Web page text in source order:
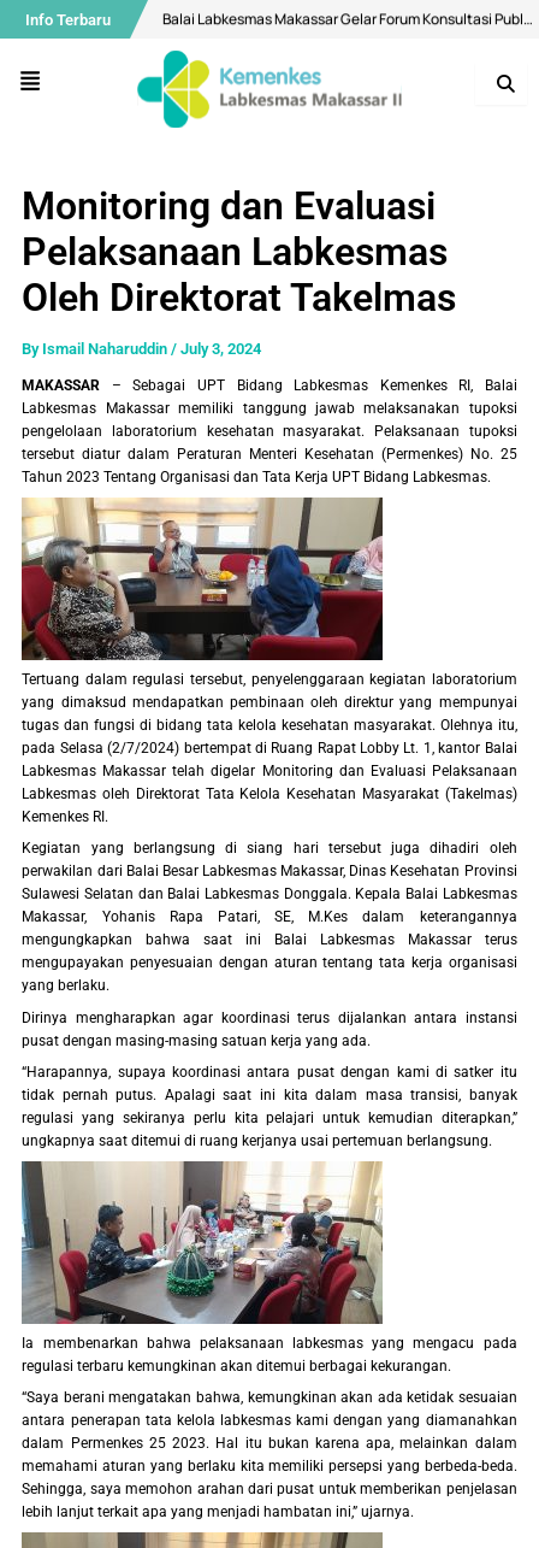
Info Terbaru
Balai Labkesmas Makassar Gelar Forum Konsultasi Publik, Perkuat Komitmen Pelayanan Prima dan Integritas
Menu
Monitoring dan Evaluasi
Pelaksanaan Labkesmas
Oleh Direktorat Takelmas
By Ismail Naharuddin/July 3, 2024
MAKASSAR
– Sebagai UPT Bidang Labkesmas Kemenkes RI, Balai
Labkesmas Makassar memiliki tanggung jawab melaksanakan tupoksi
pengelolaan laboratorium kesehatan masyarakat. Pelaksanaan tupoksi
tersebut diatur dalam Peraturan Menteri Kesehatan (Permenkes) No. 25
Tahun 2023 Tentang Organisasi dan Tata Kerja UPT Bidang Labkesmas.
Tertuang dalam regulasi tersebut, penyelenggaraan kegiatan laboratorium
yang dimaksud mendapatkan pembinaan oleh direktur yang mempunyai
tugas dan fungsi di bidang tata kelola kesehatan masyarakat. Olehnya itu,
pada Selasa (2/7/2024) bertempat di Ruang Rapat Lobby Lt. 1, kantor Balai
Labkesmas Makassar telah digelar Monitoring dan Evaluasi Pelaksanaan
Labkesmas oleh Direktorat Tata Kelola Kesehatan Masyarakat (Takelmas)
Kemenkes RI.
Kegiatan yang berlangsung di siang hari tersebut juga dihadiri oleh
perwakilan dari Balai Besar Labkesmas Makassar, Dinas Kesehatan Provinsi
Sulawesi Selatan dan Balai Labkesmas Donggala. Kepala Balai Labkesmas
Makassar, Yohanis Rapa Patari, SE, M.Kes dalam keterangannya
mengungkapkan bahwa saat ini Balai Labkesmas Makassar terus
mengupayakan penyesuaian dengan aturan tentang tata kerja organisasi
yang berlaku.
Dirinya mengharapkan agar koordinasi terus dijalankan antara instansi
pusat dengan masing-masing satuan kerja yang ada.
“Harapannya, supaya koordinasi antara pusat dengan kami di satker itu
tidak pernah putus. Apalagi saat ini kita dalam masa transisi, banyak
regulasi yang sekiranya perlu kita pelajari untuk kemudian diterapkan,”
ungkapnya saat ditemui di ruang kerjanya usai pertemuan berlangsung.
Ia membenarkan bahwa pelaksanaan labkesmas yang mengacu pada
regulasi terbaru kemungkinan akan ditemui berbagai kekurangan.
“Saya berani mengatakan bahwa, kemungkinan akan ada ketidak sesuaian
antara penerapan tata kelola labkesmas kami dengan yang diamanahkan
dalam Permenkes 25 2023. Hal itu bukan karena apa, melainkan dalam
memahami aturan yang berlaku kita memiliki persepsi yang berbeda-beda.
Sehingga, saya memohon arahan dari pusat untuk memberikan penjelasan
lebih lanjut terkait apa yang menjadi hambatan ini,” ujarnya.